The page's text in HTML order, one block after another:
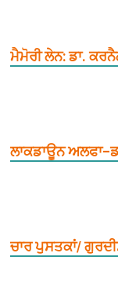
ਮੈਮੋਰੀ ਲੇਨ: ਡਾ.
ਲਾਕਡਾਊਨ
ਚਾਰ ਪੁਸਤਕਾਂ/